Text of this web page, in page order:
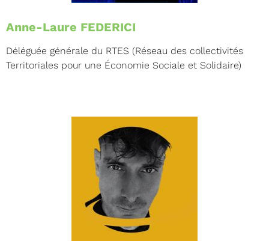
Anne-Laure FEDERICI
Déléguée générale du RTES (Réseau des collectivités
Territoriales pour une Économie Sociale et Solidaire)